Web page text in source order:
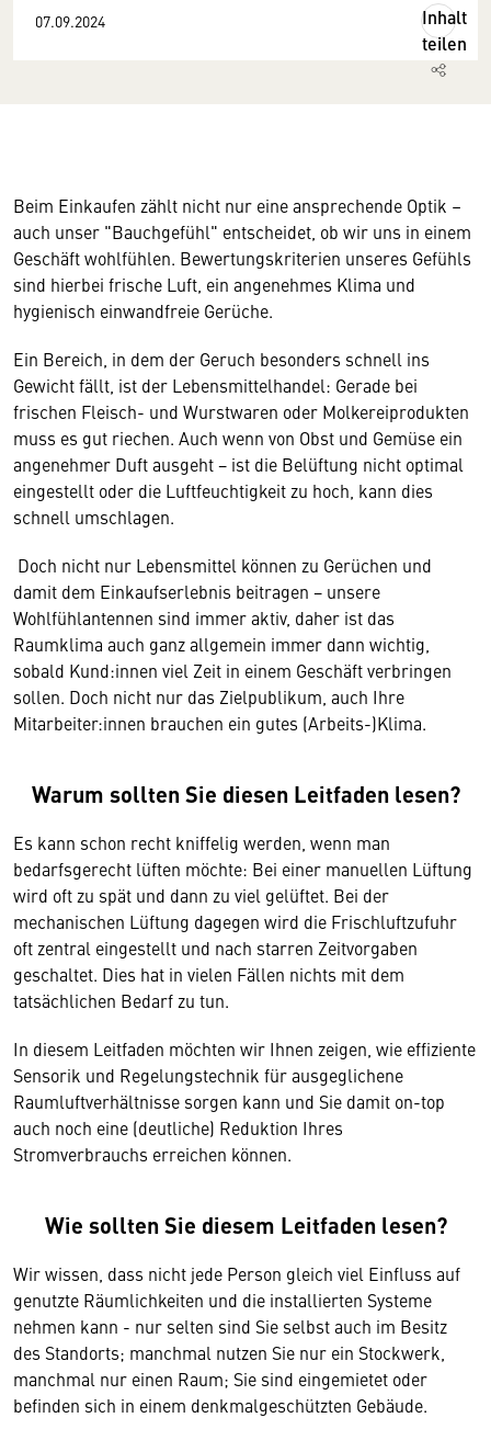
07.09.2024
Inhalt
teilen
Beim Einkaufen zählt nicht nur eine ansprechende Optik –
auch unser "Bauchgefühl" entscheidet, ob wir uns in einem
Geschäft wohlfühlen. Bewertungskriterien unseres Gefühls
sind hierbei frische Luft, ein angenehmes Klima und
hygienisch einwandfreie Gerüche.
Ein Bereich, in dem der Geruch besonders schnell ins
Gewicht fällt, ist der Lebensmittelhandel: Gerade bei
frischen Fleisch- und Wurstwaren oder Molkereiprodukten
muss es gut riechen. Auch wenn von Obst und Gemüse ein
angenehmer Duft ausgeht − ist die Belüftung nicht optimal
eingestellt oder die Luftfeuchtigkeit zu hoch, kann dies
schnell umschlagen.
Doch nicht nur Lebensmittel können zu Gerüchen und
damit dem Einkaufserlebnis beitragen − unsere
Wohlfühlantennen sind immer aktiv, daher ist das
Raumklima auch ganz allgemein immer dann wichtig,
sobald Kund:innen viel Zeit in einem Geschäft verbringen
sollen. Doch nicht nur das Zielpublikum, auch Ihre
Mitarbeiter:innen brauchen ein gutes (Arbeits-)Klima.
Warum sollten Sie diesen Leitfaden lesen?
Es kann schon recht kniffelig werden, wenn man
bedarfsgerecht lüften möchte: Bei einer manuellen Lüftung
wird oft zu spät und dann zu viel gelüftet. Bei der
mechanischen Lüftung dagegen wird die Frischluftzufuhr
oft zentral eingestellt und nach starren Zeitvorgaben
geschaltet. Dies hat in vielen Fällen nichts mit dem
tatsächlichen Bedarf zu tun.
In diesem Leitfaden möchten wir Ihnen zeigen, wie effiziente
Sensorik und Regelungstechnik für ausgeglichene
Raumluftverhältnisse sorgen kann und Sie damit on-top
auch noch eine (deutliche) Reduktion Ihres
Stromverbrauchs erreichen können.
Wie sollten Sie diesem Leitfaden lesen?
Wir wissen, dass nicht jede Person gleich viel Einfluss auf
genutzte Räumlichkeiten und die installierten Systeme
nehmen kann - nur selten sind Sie selbst auch im Besitz
des Standorts; manchmal nutzen Sie nur ein Stockwerk,
manchmal nur einen Raum; Sie sind eingemietet oder
befinden sich in einem denkmalgeschützten Gebäude.